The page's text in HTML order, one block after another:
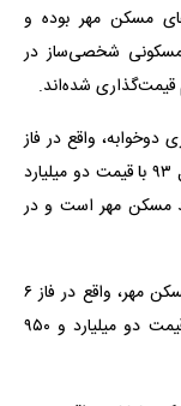
مسکن مهر بوده و
شخصی‌ساز در
نیوز، برای مثال یک واحد ۷۸ متری دوخوابه، واقع در فاز
پنج پرند و در محدوده خیابان محلاتی، ساخت سال ۹۳ با قیمت دو میلیارد
مسکن مهر است و در
در یک مورد دیگر، یک واحد ۷۸ متری دوخوابه مسکن مهر، واقع در فاز ۶
پرند و در شهرک آسمان، با سال ساخت ۱۳۹۸ با قیمت دو میلیارد و ۹۵۰